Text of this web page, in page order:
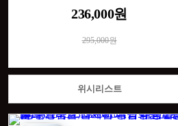
236,000원
295,000원
위시리스트